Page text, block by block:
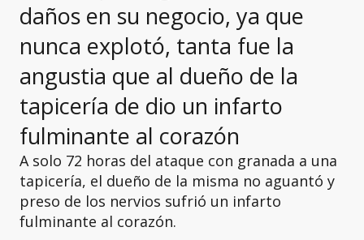
daños en su negocio, ya que
nunca explotó, tanta fue la
angustia que al dueño de la
tapicería de dio un infarto
fulminante al corazón
A solo 72 horas del ataque con granada a una
tapicería, el dueño de la misma no aguantó y
preso de los nervios sufrió un infarto
fulminante al corazón.